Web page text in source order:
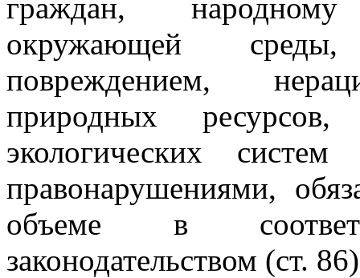
граждан, народному
окружающей
повреждением,
природных ресурсов,
экологических
правонарушениями,
объеме в
законодательством (ст.